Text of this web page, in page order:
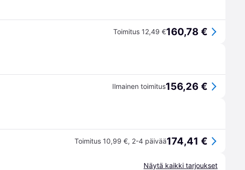
Toimitus 12,49 €160,78 €
Ilmainen toimitus156,26 €
Toimitus 10,99 €, 2-4 päivää174,41 €
Näytä kaikki tarjoukset